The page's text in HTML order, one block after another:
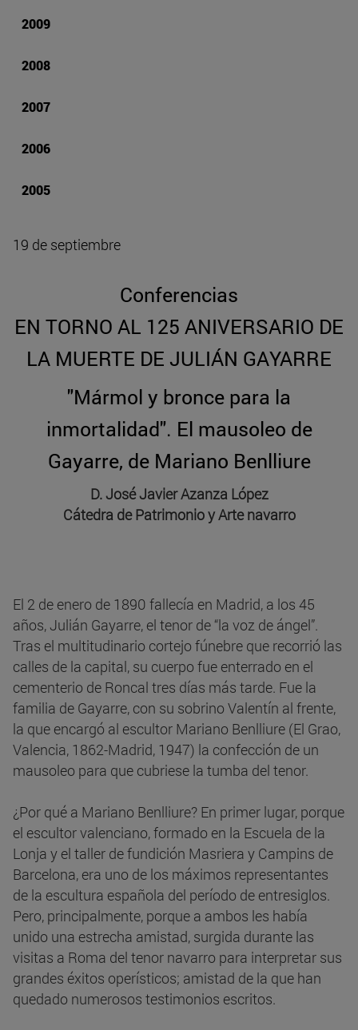
2009
2008
2007
2006
2005
19 de septiembre
Conferencias
EN TORNO AL 125 ANIVERSARIO DE
LA MUERTE DE JULIÁN GAYARRE
"Mármol y bronce para la
inmortalidad". El mausoleo de
Gayarre, de Mariano Benlliure
D. José Javier Azanza López
Cátedra de Patrimonio y Arte navarro
El 2 de enero de 1890 fallecía en Madrid, a los 45
años, Julián Gayarre, el tenor de “la voz de ángel”.
Tras el multitudinario cortejo fúnebre que recorrió las
calles de la capital, su cuerpo fue enterrado en el
cementerio de Roncal tres días más tarde. Fue la
familia de Gayarre, con su sobrino Valentín al frente,
la que encargó al escultor Mariano Benlliure (El Grao,
Valencia, 1862-Madrid, 1947) la confección de un
mausoleo para que cubriese la tumba del tenor.
¿Por qué a Mariano Benlliure? En primer lugar, porque
el escultor valenciano, formado en la Escuela de la
Lonja y el taller de fundición Masriera y Campins de
Barcelona, era uno de los máximos representantes
de la escultura española del período de entresiglos.
Pero, principalmente, porque a ambos les había
unido una estrecha amistad, surgida durante las
visitas a Roma del tenor navarro para interpretar sus
grandes éxitos operísticos; amistad de la que han
quedado numerosos testimonios escritos.